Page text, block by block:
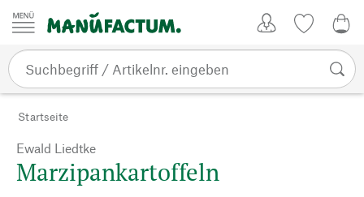
Zum Inhalt springen
Startseite
Ewald Liedtke
Marzipankartoffeln